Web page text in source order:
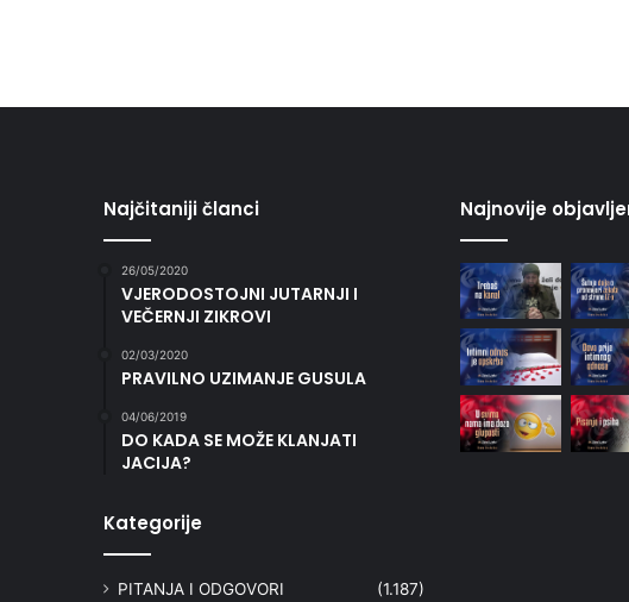
Najčitaniji članci
26/05/2020
VJERODOSTOJNI JUTARNJI I
VEČERNJI ZIKROVI
02/03/2020
PRAVILNO UZIMANJE GUSULA
04/06/2019
DO KADA SE MOŽE KLANJATI
JACIJA?
Kategorije
PITANJA I ODGOVORI (1.187)
Najnovije